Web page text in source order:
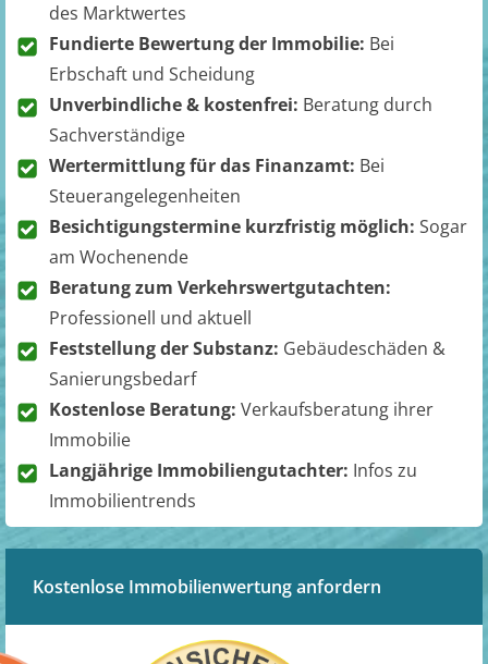
des Marktwertes
Fundierte Bewertung der Immobilie: Bei
Erbschaft und Scheidung
Unverbindliche & kostenfrei: Beratung durch
Sachverständige
Wertermittlung für das Finanzamt: Bei
Steuerangelegenheiten
Besichtigungstermine kurzfristig möglich: Sogar
am Wochenende
Beratung zum Verkehrswertgutachten:
Professionell und aktuell
Feststellung der Substanz: Gebäudeschäden &
Sanierungsbedarf
Kostenlose Beratung: Verkaufsberatung ihrer
Immobilie
Langjährige Immobiliengutachter: Infos zu
Immobilientrends
Kostenlose Immobilienwertung anfordern